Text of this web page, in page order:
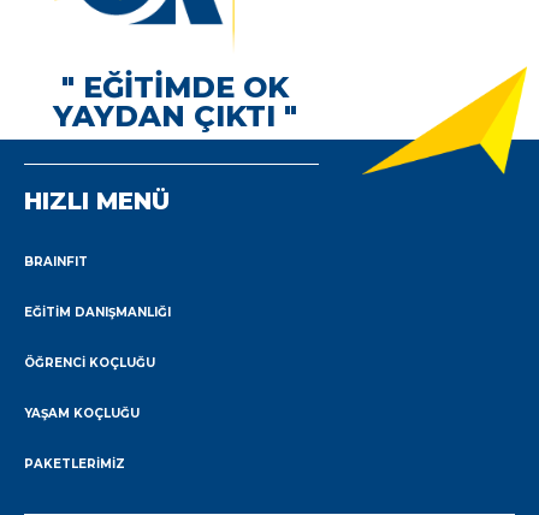
" EĞİTİMDE OK
YAYDAN ÇIKTI "
HIZLI MENÜ
BRAINFIT
EĞITIM DANIŞMANLIĞI
ÖĞRENCI KOÇLUĞU
YAŞAM KOÇLUĞU
PAKETLERIMIZ